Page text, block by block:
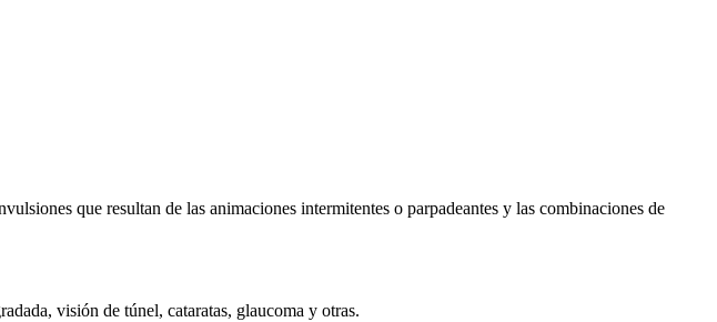
que resultan de las animaciones intermitentes o parpadeantes y las combinaciones de
visión de túnel, cataratas, glaucoma y otras.